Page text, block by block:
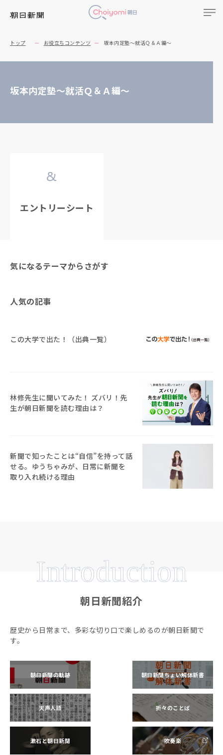
トップ お役立ちコンテンツ 坂本内定塾～就活Ｑ＆Ａ編～
坂本内定塾～就活Ｑ＆Ａ編～
エントリーシート
気になるテーマからさがす
人気の記事
この大学で出た！（出典一覧）
林修先生に聞いてみた！ ズバリ！先
生が朝日新聞を読む理由は？
新聞で知ったことは“自信”を持って話
せる。ゆうちゃみが、日常に新聞を
取り入れ続ける理由
Introduction
朝日新聞紹介
歴史から日常まで、多彩な切り口で楽しめるのが朝日新聞で
す。
朝日新聞の軌跡 朝日新聞ちょい解体新書
天声人語 折々のことば
漱石と朝日新聞 吹奏楽